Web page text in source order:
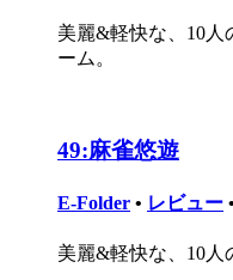
美麗&軽快な、10人
ーム。
49:麻雀悠遊
E-Folder • レビュー •
美麗&軽快な、10人